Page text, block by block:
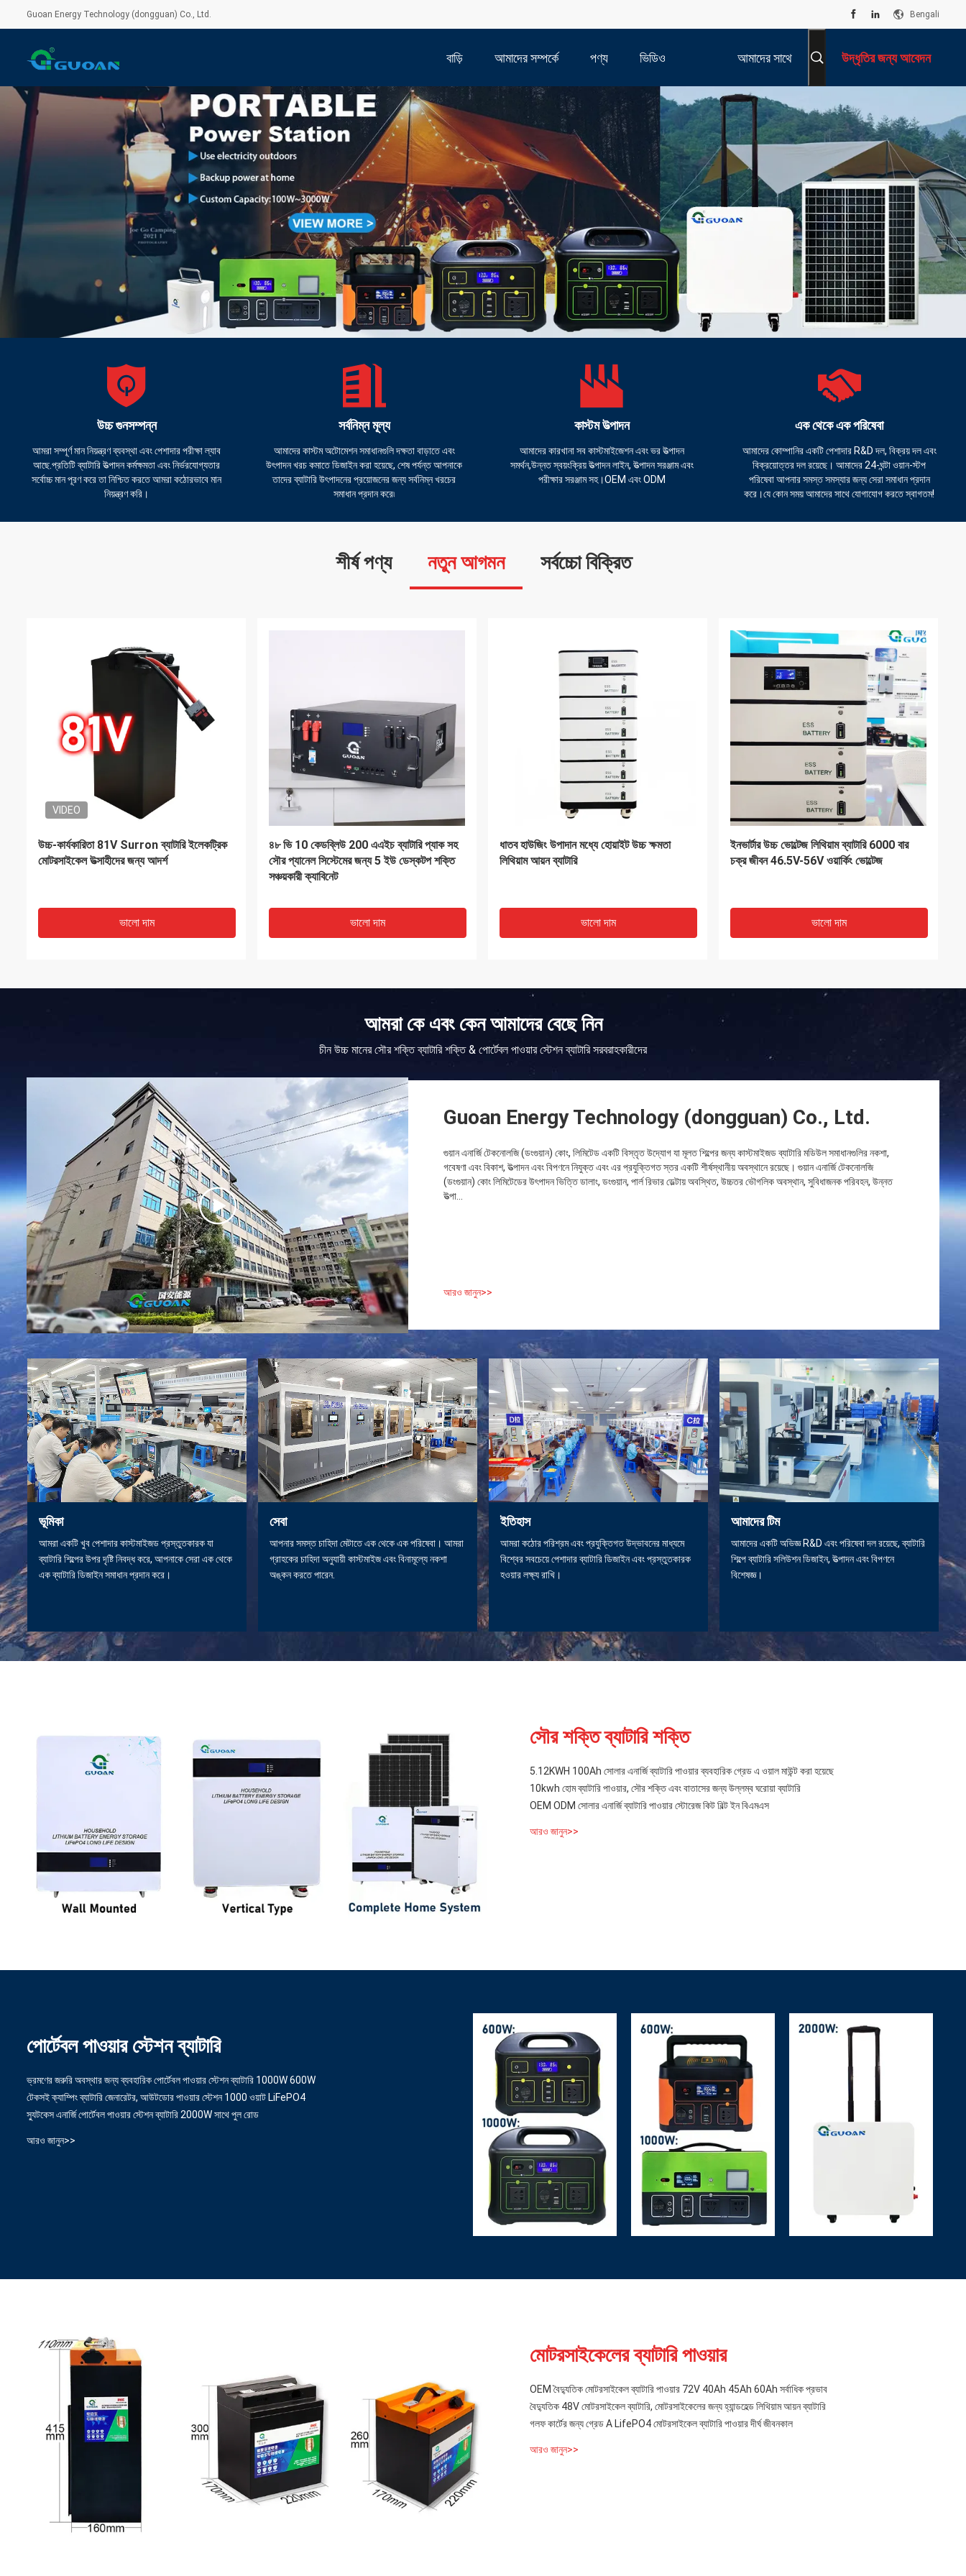
Guoan Energy Technology (dongguan) Co., Ltd. Bengali
বাড়ি আমাদের সম্পর্কে পণ্য ভিডিও আমাদের সাথে
যোগাযোগ করুন
উদ্ধৃতির জন্য আবেদন
উচ্চ গুনসম্পন্ন
আমরা সম্পূর্ণ মান নিয়ন্ত্রণ ব্যবস্থা এবং পেশাদার পরীক্ষা ল্যাব
আছে.প্রতিটি ব্যাটারি উত্পাদন কর্মক্ষমতা এবং নির্ভরযোগ্যতার
সর্বোচ্চ মান পূরণ করে তা নিশ্চিত করতে আমরা কঠোরভাবে মান
নিয়ন্ত্রণ করি।
সর্বনিম্ন মূল্য
আমাদের কাস্টম অটোমেশন সমাধানগুলি দক্ষতা বাড়াতে এবং
উৎপাদন খরচ কমাতে ডিজাইন করা হয়েছে, শেষ পর্যন্ত আপনাকে
তাদের ব্যাটারি উৎপাদনের প্রয়োজনের জন্য সর্বনিম্ন খরচের
সমাধান প্রদান করে৷
কাস্টম উত্পাদন
আমাদের কারখানা সব কাস্টমাইজেশন এবং ভর উত্পাদন
সমর্থন,উন্নত স্বয়ংক্রিয় উত্পাদন লাইন, উত্পাদন সরঞ্জাম এবং
পরীক্ষার সরঞ্জাম সহ।OEM এবং ODM
এক থেকে এক পরিষেবা
আমাদের কোম্পানির একটি পেশাদার R&D দল, বিক্রয় দল এবং
বিক্রয়োত্তর দল রয়েছে। আমাদের 24-ঘন্টা ওয়ান-স্টপ
পরিষেবা আপনার সমস্ত সমস্যার জন্য সেরা সমাধান প্রদান
করে।যে কোন সময় আমাদের সাথে যোগাযোগ করতে স্বাগতম!
শীর্ষ পণ্য নতুন আগমন সর্বচ্চো বিক্রিত
VIDEO
ক্যাম্পিং রিচার্জেবলের জন্য মাল্টিসসিন পোর্টেবল সোলার
পাওয়ার স্টেশন সরবরাহ
ভালো দাম
পোর্টেবল ড্রিল ব্যাটারি রিপ্লেসমেন্ট, হ্যান্ডহেল্ড পাওয়ার
ক্রাফট 18V ব্যাটারি Ryobi P108 এর জন্য
ভালো দাম
রিচার্জেবল গল্ফ কার্ট লিথিয়াম ব্যাটারি সলিড 60V
25Ah টেকসই
ভালো দাম
পোর্টেবল লিথিয়াম ট্রাক ব্যাটারি, 60V বৈদ্যুতিক
ফর্কলিফ্ট লিথিয়াম আয়ন ব্যাটারি
ভালো দাম
আমরা কে এবং কেন আমাদের বেছে নিন
চীন উচ্চ মানের সৌর শক্তি ব্যাটারি শক্তি & পোর্টেবল পাওয়ার স্টেশন ব্যাটারি সরবরাহকারীদের
Guoan Energy Technology (dongguan) Co., Ltd.
গুয়ান এনার্জি টেকনোলজি (ডংগুয়ান) কোং, লিমিটেড একটি বিস্তৃত উদ্যোগ যা মূলত শিল্পের জন্য কাস্টমাইজড ব্যাটারি মডিউল সমাধানগুলির নকশা,
গবেষণা এবং বিকাশ, উত্পাদন এবং বিপণনে নিযুক্ত এবং এর প্রযুক্তিগত স্তর একটি শীর্ষস্থানীয় অবস্থানে রয়েছে। গুয়ান এনার্জি টেকনোলজি
(ডংগুয়ান) কোং লিমিটেডের উৎপাদন ভিত্তি ডালাং, ডংগুয়ান, পার্ল রিভার ডেল্টায় অবস্থিত, উচ্চতর ভৌগলিক অবস্থান, সুবিধাজনক পরিবহন, উন্নত
উত্পা...
আরও জানুন>>
ভূমিকা
আমরা একটি খুব পেশাদার কাস্টমাইজড প্রস্তুতকারক যা
ব্যাটারি শিল্পের উপর দৃষ্টি নিবদ্ধ করে, আপনাকে সেরা এক থেকে
এক ব্যাটারি ডিজাইন সমাধান প্রদান করে।
সেবা
আপনার সমস্ত চাহিদা মেটাতে এক থেকে এক পরিষেবা। আমরা
গ্রাহকের চাহিদা অনুযায়ী কাস্টমাইজ এবং বিনামূল্যে নকশা
অঙ্কন করতে পারেন.
ইতিহাস
আমরা কঠোর পরিশ্রম এবং প্রযুক্তিগত উদ্ভাবনের মাধ্যমে
বিশ্বের সবচেয়ে পেশাদার ব্যাটারি ডিজাইন এবং প্রস্তুতকারক
হওয়ার লক্ষ্য রাখি।
আমাদের টিম
আমাদের একটি অভিজ্ঞ R&D এবং পরিষেবা দল রয়েছে, ব্যাটারি
শিল্পে ব্যাটারি সলিউশন ডিজাইন, উত্পাদন এবং বিপণনে
বিশেষজ্ঞ।
সৌর শক্তি ব্যাটারি শক্তি
5.12KWH 100Ah সোলার এনার্জি ব্যাটারি পাওয়ার ব্যবহারিক গ্রেড এ ওয়াল মাউন্ট করা হয়েছে
10kwh হোম ব্যাটারি পাওয়ার, সৌর শক্তি এবং বাতাসের জন্য উল্লম্ব ঘরোয়া ব্যাটারি
OEM ODM সোলার এনার্জি ব্যাটারি পাওয়ার স্টোরেজ কিট বিল্ট ইন বিএমএস
আরও জানুন>>
পোর্টেবল পাওয়ার স্টেশন ব্যাটারি
ভ্রমণের জরুরি অবস্থার জন্য ব্যবহারিক পোর্টেবল পাওয়ার স্টেশন ব্যাটারি 1000W 600W
টেকসই ক্যাম্পিং ব্যাটারি জেনারেটর, আউটডোর পাওয়ার স্টেশন 1000 ওয়াট LiFePO4
স্যুটকেস এনার্জি পোর্টেবল পাওয়ার স্টেশন ব্যাটারি 2000W সাথে পুল রোড
আরও জানুন>>
মোটরসাইকেলের ব্যাটারি পাওয়ার
OEM বৈদ্যুতিক মোটরসাইকেল ব্যাটারি পাওয়ার 72V 40Ah 45Ah 60Ah সর্বাধিক প্রভাব
বৈদ্যুতিক 48V মোটরসাইকেল ব্যাটারি, মোটরসাইকেলের জন্য হ্যান্ডহেল্ড লিথিয়াম আয়ন ব্যাটারি
গলফ কার্টের জন্য গ্রেড A LifePO4 মোটরসাইকেল ব্যাটারি পাওয়ার দীর্ঘ জীবনকাল
আরও জানুন>>